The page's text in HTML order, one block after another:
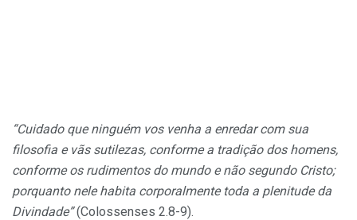
“Cuidado que ninguém vos venha a enredar com sua
filosofia e vãs sutilezas, conforme a tradição dos homens,
conforme os rudimentos do mundo e não segundo Cristo;
porquanto nele habita corporalmente toda a plenitude da
Divindade”(Colossenses 2.8-9).